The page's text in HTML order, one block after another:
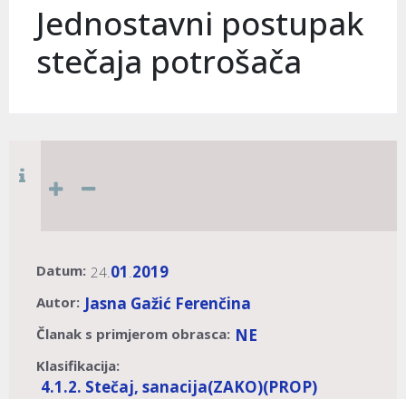
Jednostavni postupak
stečaja potrošača
Datum: 24.01 .2019
Autor: Jasna Gažić Ferenčina
Članak s primjerom obrasca: NE
Klasifikacija:
4.1.2. Stečaj, sanacija(ZAKO)(PROP)